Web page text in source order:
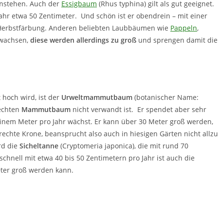
Auch der Essigbaum (Rhus typhina) gilt als gut geeignet.
etwa 50 Zentimeter. Und schön ist er obendrein – mit einer
Anderen beliebten Laubbäumen wie Pappeln,
diese werden allerdings zu groß und sprengen damit die
hoch wird, ist der Urweltmammutbaum (botanischer Name:
Mammutbaum nicht verwandt ist. Er spendet aber sehr
Meter pro Jahr wächst. Er kann über 30 Meter groß werden,
Krone, beansprucht also auch in hiesigen Gärten nicht allzu
die Sicheltanne (Cryptomeria japonica), die mit rund 70
mit etwa 40 bis 50 Zentimetern pro Jahr ist auch die
groß werden kann.